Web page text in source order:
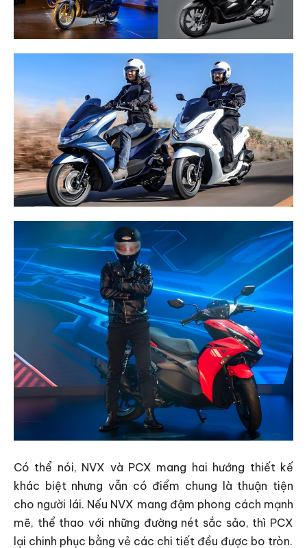
Có thể nói, NVX và PCX mang hai hướng thiết kế
khác biệt nhưng vẫn có điểm chung là thuận tiện
cho người lái. Nếu NVX mang đậm phong cách mạnh
mẽ, thể thao với những đường nét sắc sảo, thì PCX
lại chinh phục bằng vẻ các chi tiết đều được bo tròn.